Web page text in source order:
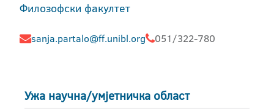
Филозофски факултет
sanja.partalo@ff.unibl.org 051/322-780
Ужа научна/умјетничка област